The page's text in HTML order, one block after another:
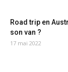
Road trip en
son van ?
17 mai 2022